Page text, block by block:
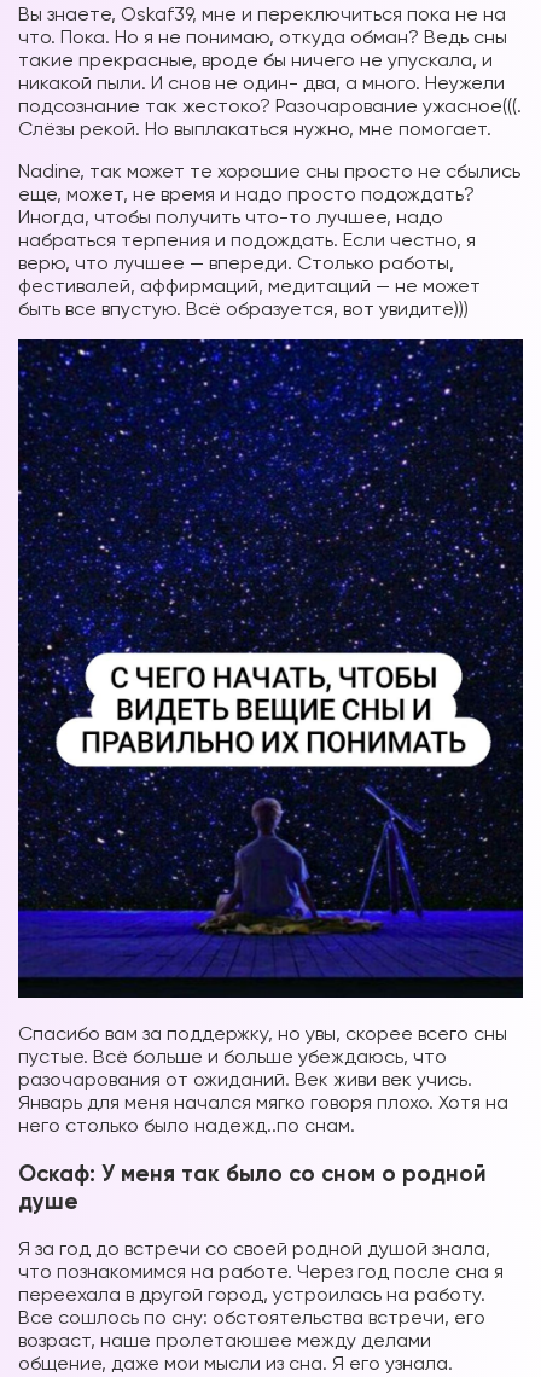
Вы знаете, Oskaf39, мне и переключиться пока не на
что. Пока. Но я не понимаю, откуда обман? Ведь сны
такие прекрасные, вроде бы ничего не упускала, и
никакой пыли. И снов не один- два, а много. Неужели
подсознание так жестоко? Разочарование ужасное(((.
Слёзы рекой. Но выплакаться нужно, мне помогает.
Nadine, так может те хорошие сны просто не сбылись
еще, может, не время и надо просто подождать?
Иногда, чтобы получить что-то лучшее, надо
набраться терпения и подождать. Если честно, я
верю, что лучшее — впереди. Столько работы,
фестивалей, аффирмаций, медитаций — не может
быть все впустую. Всё образуется, вот увидите)))
Спасибо вам за поддержку, но увы, скорее всего сны
пустые. Всё больше и больше убеждаюсь, что
разочарования от ожиданий. Век живи век учись.
Январь для меня начался мягко говоря плохо. Хотя на
него столько было надежд..по снам.
Оскаф: У меня так было со сном о родной
душе
Я за год до встречи со своей родной душой знала,
что познакомимся на работе. Через год после сна я
переехала в другой город, устроилась на работу.
Все сошлось по сну: обстоятельства встречи, его
возраст, наше пролетаюшее между делами
общение, даже мои мысли из сна. Я его узнала.